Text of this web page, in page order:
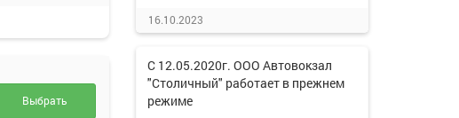
Выбрать
16.10.2023
С 12.05.2020г. ООО Автовокзал
"Столичный" работает в прежнем
режиме